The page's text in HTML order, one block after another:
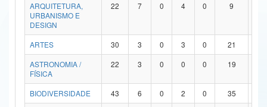
Ministério da Mulher, da Família e dos Direitos Humanos
Secretaria de Governo
ARQUITETURA,
URBANISMO E
DESIGN
22 7 0 4 0 9
ARTES 30 3 0 3 0 21
ASTRONOMIA /
FÍSICA
22 3 0 0 0 19
BIODIVERSIDADE 43 6 0 2 0 35